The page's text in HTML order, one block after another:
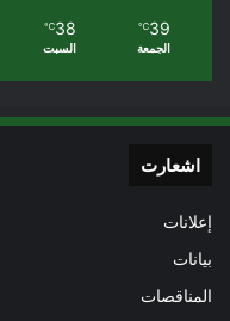
39
℃
الجمعة
38
℃
السبت
اشعارت
إعلانات
بيانات
المناقصات